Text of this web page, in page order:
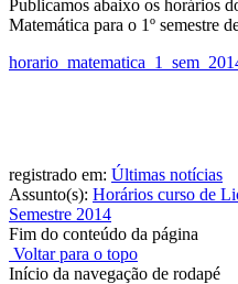
Publicamos abaixo os horários
Matemática para o 1º semestre
registrado em: Últimas notícias
Assunto(s): Horários curso de
Semestre 2014
Fim do conteúdo da página
Voltar para o topo
Início da navegação de rodapé